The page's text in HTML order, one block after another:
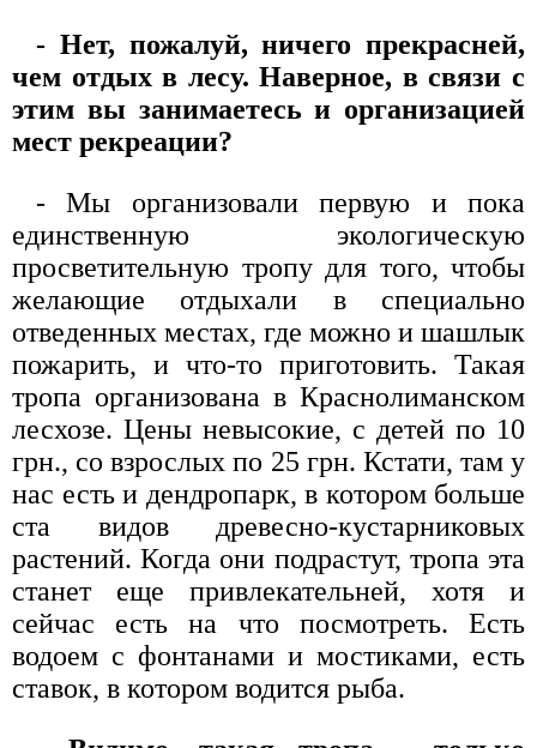
- Нет, пожалуй, ничего прекрасней,
чем отдых в лесу. Наверное, в связи с
этим вы занимаетесь и организацией
мест рекреации?
- Мы организовали первую и пока
единственную экологическую
просветительную тропу для того, чтобы
желающие отдыхали в специально
отведенных местах, где можно и шашлык
пожарить, и что-то приготовить. Такая
тропа организована в Краснолиманском
лесхозе. Цены невысокие, с детей по 10
грн., со взрослых по 25 грн. Кстати, там у
нас есть и дендропарк, в котором больше
ста видов древесно-кустарниковых
растений. Когда они подрастут, тропа эта
станет еще привлекательней, хотя и
сейчас есть на что посмотреть. Есть
водоем с фонтанами и мостиками, есть
ставок, в котором водится рыба.